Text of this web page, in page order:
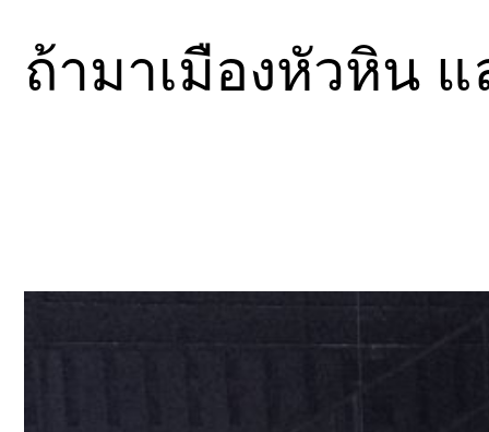
ถ้ามาเมืองหัวหิน